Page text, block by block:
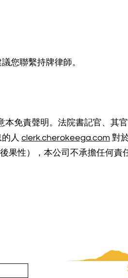
您聯繫持牌律師。
本免責聲明。法院書記官、其
人 clerk.cherokeega.com 對
果性），本公司不承擔任何責